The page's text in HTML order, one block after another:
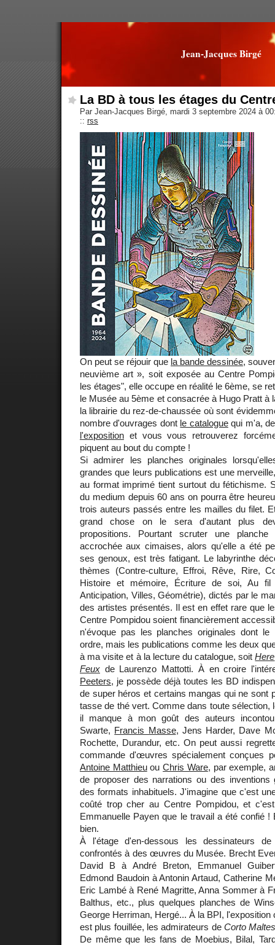
Jean-Jacques Birgé
La BD à tous les étages du
Par Jean-Jacques Birgé, mardi 3 septembre 2024 à
:: rss
On peut se réjouir que la bande dessinée,
neuvième art », soit exposée au Centre
les étages", elle occupe en réalité le 6ème, se
le Musée au 5ème et consacrée à Hugo Pratt à
la librairie du rez-de-chaussée où sont
nombre d'ouvrages dont le cataloguequi m'a,
l'exposition et vous vous retrouverez
piquent au bout du compte !
Si admirer les planches originales
grandes que leurs publications est une
au format imprimé tient surtout du fétichisme.
du medium depuis 60 ans on pourra être
trois auteurs passés entre les mailles du filet.
grand chose on le sera d'autant plus
propositions. Pourtant scruter une
accrochée aux cimaises, alors qu'elle a été
ses genoux, est très fatigant. Le labyrinthe
thèmes (Contre-culture, Effroi, Rêve, Rire,
Histoire et mémoire, Écriture de soi, Au fil
Anticipation, Villes, Géométrie), dictés par le
des artistes présentés. Il est en effet rare que
Centre Pompidou soient financièrement
n'évoque pas les planches originales dont
ordre, mais les publications comme les deux
à ma visite et à la lecture du catalogue, soitHere
Feux de Laurenzo Mattotti. À en croire
Peeters, je possède déjà toutes les BD
de super héros et certains mangas qui ne sont
tasse de thé vert. Comme dans toute sélection,
il manque à mon goût des auteurs
Swarte, Francis Masse, Jens Harder, Dave
Rochette, Durandur, etc. On peut aussi
commande d'œuvres spécialement conçues
Antoine MatthieuouChris Ware, par exemple,
de proposer des narrations ou des inventions
des formats inhabituels. J'imagine que c'est
coûté trop cher au Centre Pompidou, et
Emmanuelle Payen que le travail a été confié !
bien.
À l'étage d'en-dessous les dessinateurs
confrontés à des œuvres du Musée. Brecht
David B à André Breton, Emmanuel
Edmond Baudoin à Antonin Artaud, Catherine
Eric Lambé à René Magritte, Anna Sommer à
Balthus, etc., plus quelques planches de
George Herriman, Hergé... À la BPI, l'exposition
est plus fouillée, les admirateurs de Corto
De même que les fans de Moebius, Bilal,